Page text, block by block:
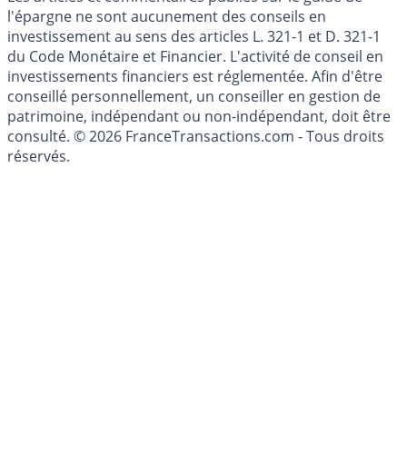
l'épargne ne sont aucunement des conseils en
investissement au sens des articles L. 321-1 et D. 321-1
du Code Monétaire et Financier. L'activité de conseil en
investissements financiers est réglementée. Afin d'être
conseillé personnellement, un conseiller en gestion de
patrimoine, indépendant ou non-indépendant, doit être
consulté. © 2026 FranceTransactions.com - Tous droits
réservés.